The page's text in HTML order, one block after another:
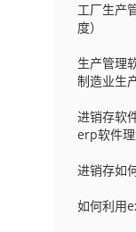
工厂生产
度）
生产管理
制造业生
进销存软
erp软件
进销存如
如何利用